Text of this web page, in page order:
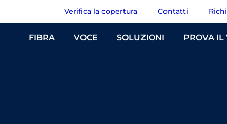
Verifica la copertura Contatti
FIBRA VOCE SOLUZIONI PROVA IL